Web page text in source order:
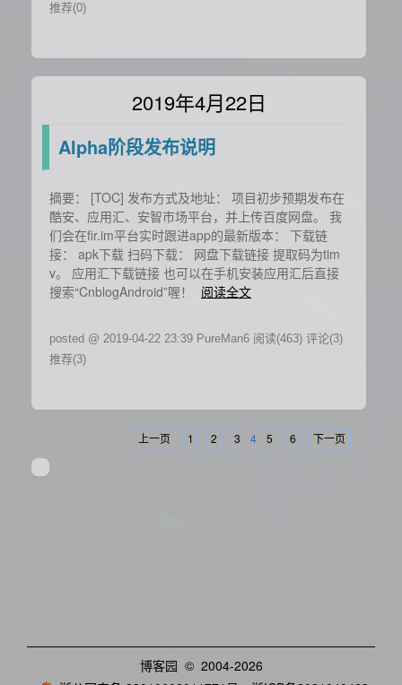
推荐(0)
2019年4月22日
Alpha阶段发布说明
摘要： [TOC] 发布方式及地址： 项目初步预期发布在
酷安、应用汇、安智市场平台，并上传百度网盘。 我
们会在fir.im平台实时跟进app的最新版本： 下载链
接： apk下载 扫码下载： 网盘下载链接 提取码为tim
v。 应用汇下载链接 也可以在手机安装应用汇后直接
搜索“CnblogAndroid”喔！
阅读全文
posted @ 2019-04-22 23:39 PureMan6 阅读(463) 评论(3)
推荐(3)
上一页 1 2 3 4 5 6 下一页
博客园 © 2004-2026